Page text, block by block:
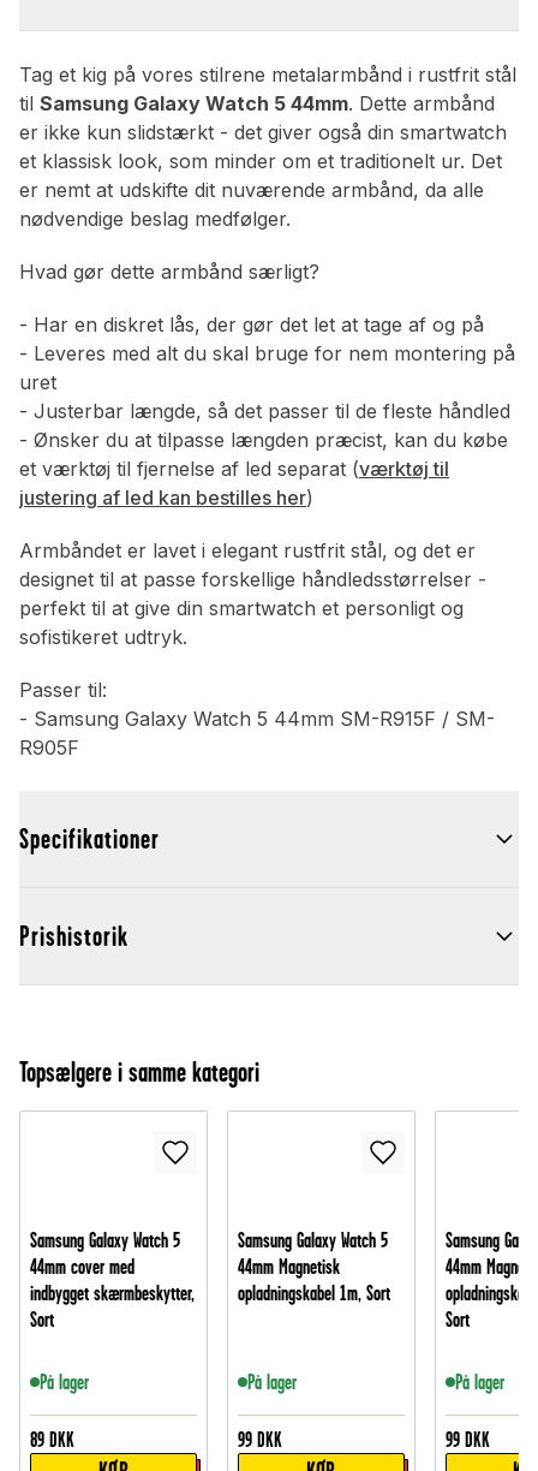
Tag et kig på vores stilrene metalarmbånd i rustfrit stål
til Samsung Galaxy Watch 5 44mm. Dette armbånd
er ikke kun slidstærkt - det giver også din smartwatch
et klassisk look, som minder om et traditionelt ur. Det
er nemt at udskifte dit nuværende armbånd, da alle
nødvendige beslag medfølger.
Hvad gør dette armbånd særligt?
- Har en diskret lås, der gør det let at tage af og på
- Leveres med alt du skal bruge for nem montering på
uret
- Justerbar længde, så det passer til de fleste håndled
- Ønsker du at tilpasse længden præcist, kan du købe
et værktøj til fjernelse af led separat (værktøj til
justering af led kan bestilles her)
Armbåndet er lavet i elegant rustfrit stål, og det er
designet til at passe forskellige håndledsstørrelser -
perfekt til at give din smartwatch et personligt og
sofistikeret udtryk.
Passer til:
- Samsung Galaxy Watch 5 44mm SM-R915F / SM-
R905F
Specifikationer
Prishistorik
Topsælgere i samme kategori
Samsung Galaxy Watch 5
44mm cover med
indbygget skærmbeskytter,
Sort
På lager
89 DKK
Samsung Galaxy Watch 5
44mm Magnetisk
opladningskabel 1m, Sort
På lager
99 DKK
Samsung
44mm
Sort
På lager
99 DKK